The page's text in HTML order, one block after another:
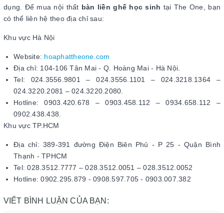
dụng. Để mua nội thất bàn liền ghế học sinh tại The One, bạn
có thể liên hệ theo địa chỉ sau:
Khu vực Hà Nội
Website: hoaphattheone.com
Địa chỉ: 104-106 Tân Mai - Q. Hoàng Mai - Hà Nội.
Tel: 024.3556.9801 – 024.3556.1101 – 024.3218.1364 –
024.3220.2081 – 024.3220.2080.
Hotline: 0903.420.678 – 0903.458.112 – 0934.658.112 –
0902.438.438.
Khu vực TP.HCM
Địa chỉ: 389-391 đường Điện Biên Phủ - P 25 - Quận Bình
Thạnh - TPHCM
Tel: 028.3512.7777 – 028.3512.0051 – 028.3512.0052
Hotline: 0902.295.879 - 0908.597.705 - 0903.007.382
VIẾT BÌNH LUẬN CỦA BẠN: